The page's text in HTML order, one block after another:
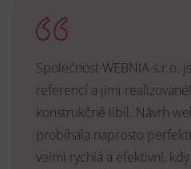
Společnost WEBNIA s.r.o.
referencí a jimi
konstrukčně libíl. Návrh
probíhala naprosto
velmi rychlá a efektivní,